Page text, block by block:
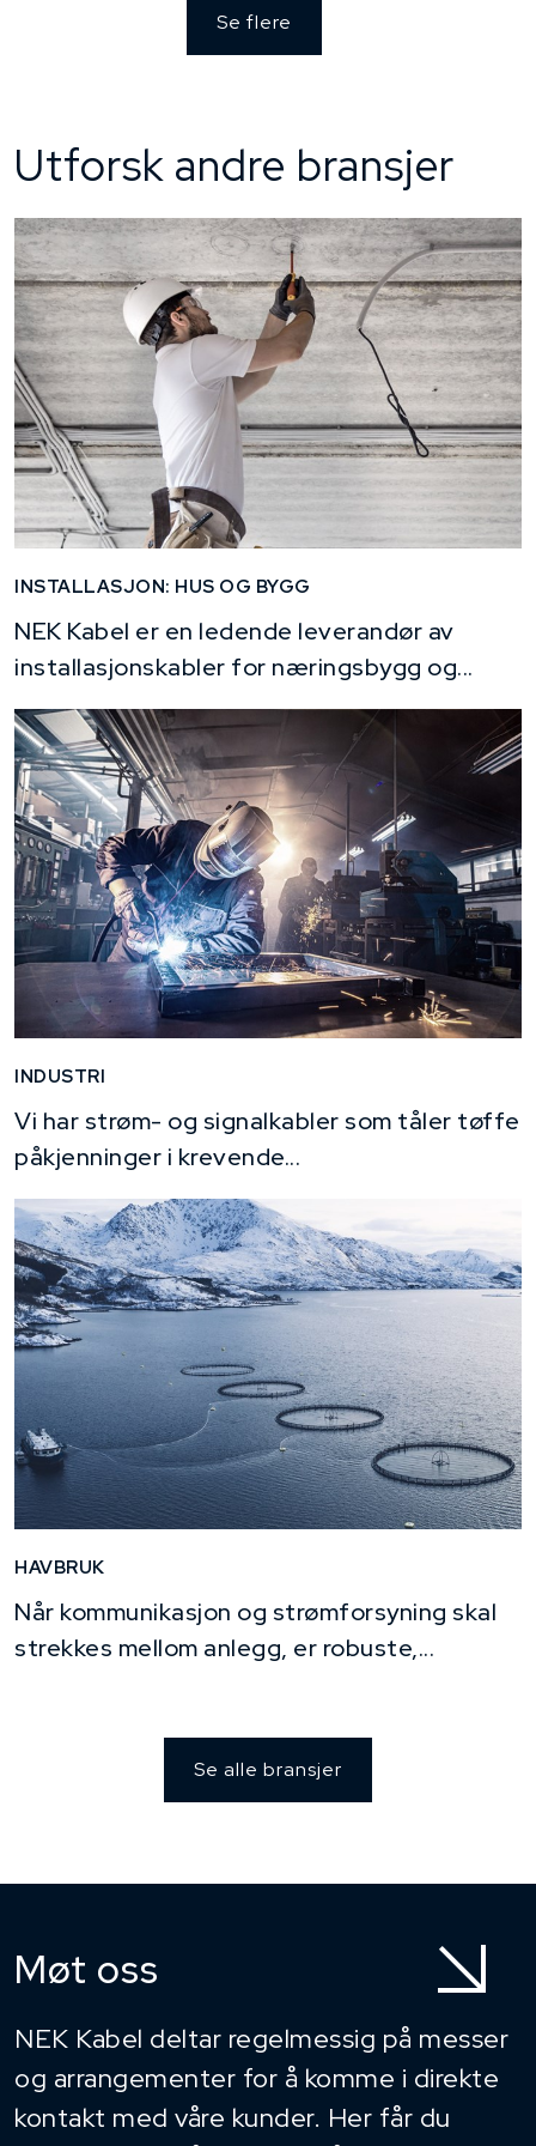
Se flere
Utforsk andre bransjer
INSTALLASJON: HUS OG BYGG
NEK Kabel er en ledende leverandør av
installasjonskabler for næringsbygg og...
INDUSTRI
Vi har strøm- og signalkabler som tåler tøffe
påkjenninger i krevende...
HAVBRUK
Når kommunikasjon og strømforsyning skal
strekkes mellom anlegg, er robuste,...
Se alle bransjer
Møt oss
NEK Kabel deltar regelmessig på messer
og arrangementer for å komme i direkte
kontakt med våre kunder. Her får du